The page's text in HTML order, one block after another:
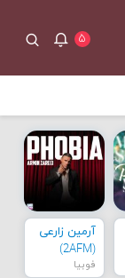
۵
آرمین زارعی
(2AFM)
فوبیا